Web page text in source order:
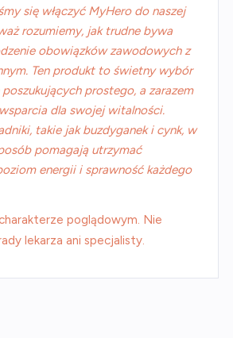
się włączyć MyHero do naszej
rozumiemy, jak trudne bywa
obowiązków zawodowych z
Ten produkt to świetny wybór
prostego, a zarazem
dla swojej witalności.
takie jak buzdyganek i cynk, w
pomagają utrzymać
energii i sprawność każdego
poglądowym. Nie
lekarza ani specjalisty.